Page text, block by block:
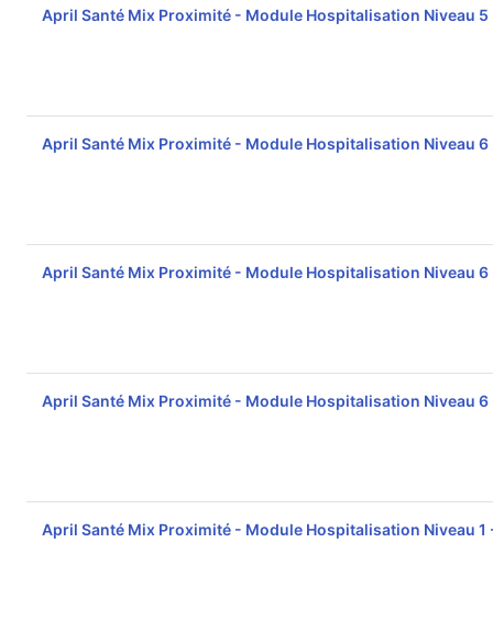
April Santé Mix Proximité - Module Hospitalisation Niveau 5
April Santé Mix Proximité - Module Hospitalisation Niveau 6
April Santé Mix Proximité - Module Hospitalisation Niveau 6
April Santé Mix Proximité - Module Hospitalisation Niveau 6
April Santé Mix Proximité - Module Hospitalisation Niveau 1